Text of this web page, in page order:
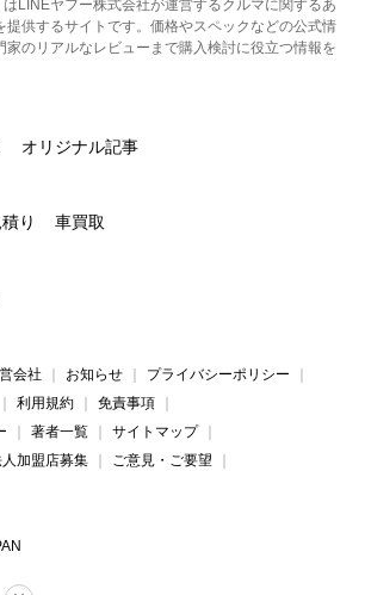
LINEヤフー株式会社が運営するクルマに関するあ
提供するサイトです。価格やスペックなどの公式情
家のリアルなレビューまで購入検討に役立つ情報を
オリジナル記事
り 車買取
会社 お知らせ
プライバシーポリシー
利用規約
免責事項
著者一覧
サイトマップ
加盟店募集
ご意見・ご要望